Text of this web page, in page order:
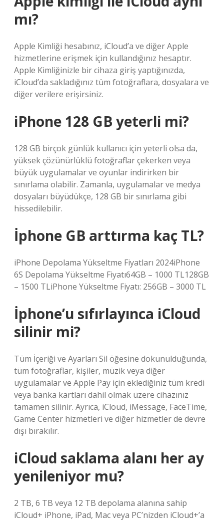
mı?
Apple Kimliği hesabınız, iCloud’a ve diğer Apple
hizmetlerine erişmek için kullandığınız hesaptır.
Apple Kimliğinizle bir cihaza giriş yaptığınızda,
iCloud’da sakladığınız tüm fotoğraflara, dosyalara ve
diğer verilere erişirsiniz.
iPhone 128 GB yeterli mi?
128 GB birçok günlük kullanıcı için yeterli olsa da,
yüksek çözünürlüklü fotoğraflar çekerken veya
büyük uygulamalar ve oyunlar indirirken bir
sınırlama olabilir. Zamanla, uygulamalar ve medya
dosyaları büyüdükçe, 128 GB bir sınırlama gibi
hissedilebilir.
İphone GB arttırma kaç TL?
iPhone Depolama Yükseltme Fiyatları 2024iPhone
6S Depolama Yükseltme Fiyatı64GB – 1000 TL128GB
– 1500 TLiPhone Yükseltme Fiyatı: 256GB – 3000 TL
İphone’u sıfırlayınca iCloud
silinir mi?
Tüm İçeriği ve Ayarları Sil öğesine dokunulduğunda,
tüm fotoğraflar, kişiler, müzik veya diğer
uygulamalar ve Apple Pay için eklediğiniz tüm kredi
veya banka kartları dahil olmak üzere cihazınız
tamamen silinir. Ayrıca, iCloud, iMessage, FaceTime,
Game Center hizmetleri ve diğer hizmetler de devre
dışı bırakılır.
iCloud saklama alanı her ay
yenileniyor mu?
2 TB, 6 TB veya 12 TB depolama alanına sahip
iCloud+ iPhone, iPad, Mac veya PC’nizden iCloud+’a